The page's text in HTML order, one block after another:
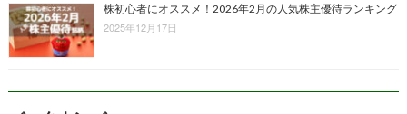
株初心者にオススメ！2026年2月の人気株主優待ランキング
2025年12月17日